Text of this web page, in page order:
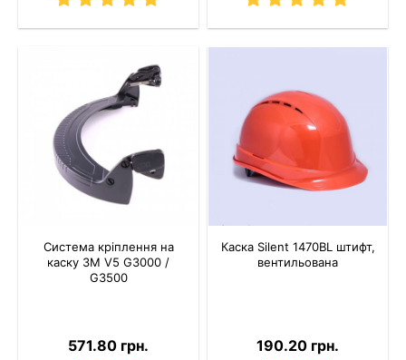
Система кріплення на
каску 3M V5 G3000 /
G3500
571.80 грн.
Каска Silent 1470BL штифт,
вентильована
190.20 грн.